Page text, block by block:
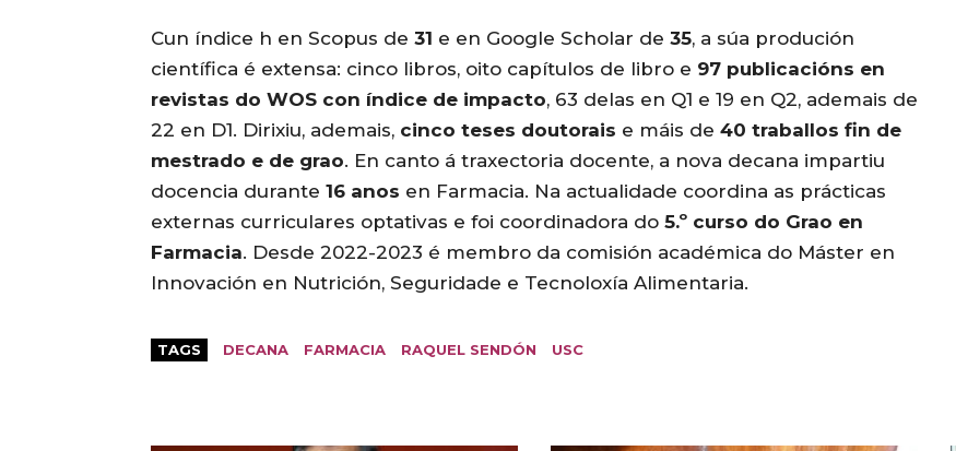
Cun índice h en Scopus de 31 e en Google Scholar de 35, a súa produción
científica é extensa: cinco libros, oito capítulos de libro e 97 publicacións en
revistas do WOS con índice de impacto, 63 delas en Q1 e 19 en Q2, ademais de
22 en D1. Dirixiu, ademais, cinco teses doutorais e máis de 40 traballos fin de
mestrado e de grao. En canto á traxectoria docente, a nova decana impartiu
docencia durante 16 anos en Farmacia. Na actualidade coordina as prácticas
externas curriculares optativas e foi coordinadora do 5.º curso do Grao en
Farmacia. Desde 2022-2023 é membro da comisión académica do Máster en
Innovación en Nutrición, Seguridade e Tecnoloxía Alimentaria.
TAGS DECANA FARMACIA RAQUEL SENDÓN USC